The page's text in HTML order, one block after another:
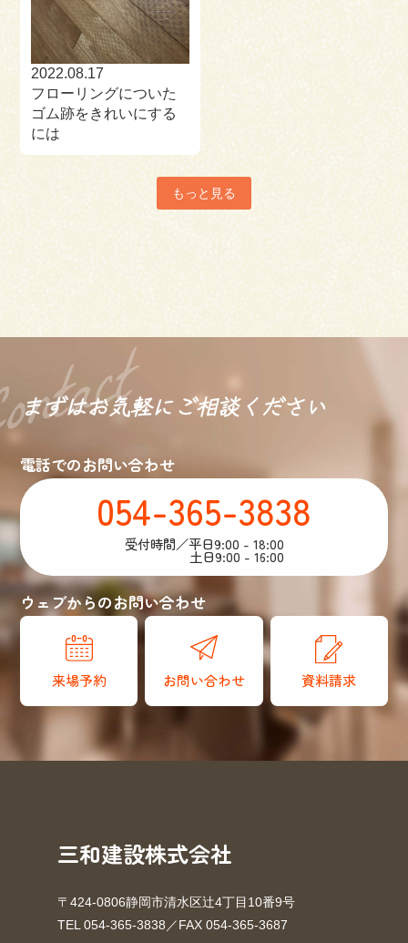
2022.08.17
フローリングについた
ゴム跡をきれいにする
には
もっと見る
まずはお気軽にご相談ください
電話でのお問い合わせ
054-365-3838
受付時間／平日9:00 - 18:00
土日9:00 - 16:00
ウェブからのお問い合わせ
来場予約 お問い合わせ 資料請求
三和建設株式会社
〒424-0806静岡市清水区辻4丁目10番9号
TEL 054-365-3838／FAX 054-365-3687